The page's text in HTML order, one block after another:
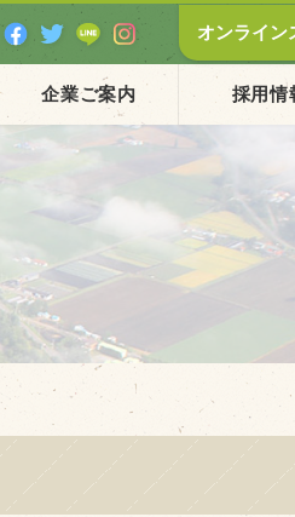
企業ご案内 採用情
オンライン
知らせ
客様の声
リジナル投稿レシピ
勝帯広の観光